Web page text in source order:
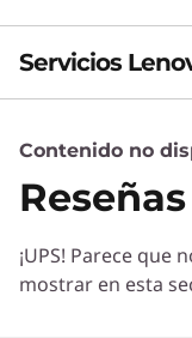
e
Servicios
Servicios
Diseñe la
correcta para
empresariales.
Contenido no
Reseñas
¡UPS! Parece
mostrar en esta